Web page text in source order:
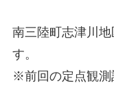
南三陸町志津川
す。
※前回の定点観測